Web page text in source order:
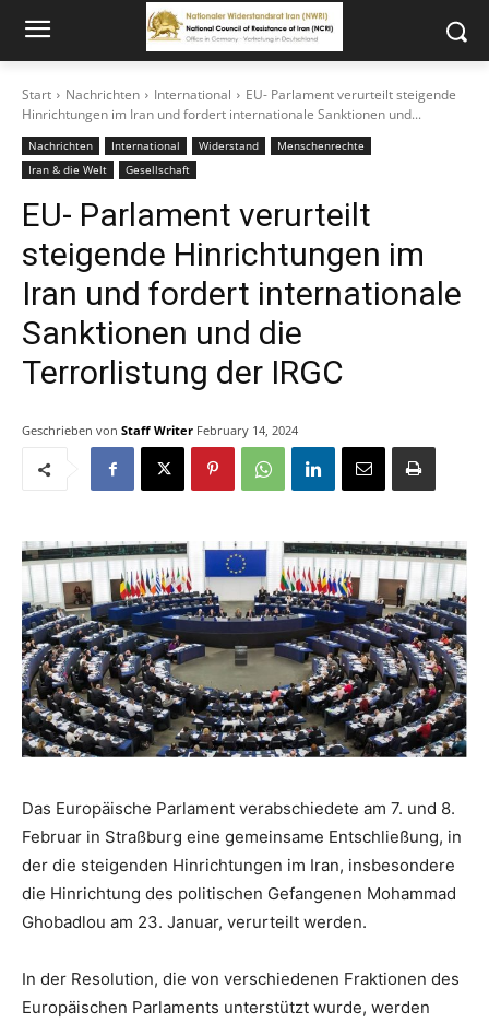
Start Nachrichten International
EU- Parlament verurteilt steigende
Hinrichtungen im Iran und fordert internationale Sanktionen und...
Nachrichten International Widerstand
Menschenrechte
Iran & die Welt
Gesellschaft
EU- Parlament verurteilt
steigende Hinrichtungen im
Iran und fordert internationale
Sanktionen und die
Terrorlistung der IRGC
Geschrieben von Staff Writer February 14, 2024
Das Europäische Parlament verabschiedete am 7. und 8.
Februar in Straßburg eine gemeinsame Entschließung, in
der die steigenden Hinrichtungen im Iran, insbesondere
die Hinrichtung des politischen Gefangenen Mohammad
Ghobadlou am 23. Januar, verurteilt werden.
In der Resolution, die von verschiedenen Fraktionen des
Europäischen Parlaments unterstützt wurde, werden